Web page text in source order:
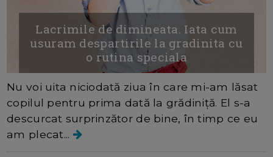
Lacrimile de dimineata. Iata cum
usuram despartirile la gradinita cu
o rutina speciala
Nu voi uita niciodată ziua în care mi-am lăsat
copilul pentru prima dată la grădiniță. El s-a
descurcat surprinzător de bine, în timp ce eu
am plecat...